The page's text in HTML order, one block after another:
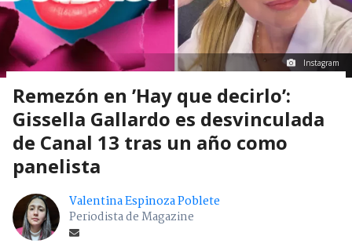
Instagram
Remezón en ’Hay que decirlo’:
Gissella Gallardo es desvinculada
de Canal 13 tras un año como
panelista
Valentina Espinoza Poblete
Periodista de Magazine